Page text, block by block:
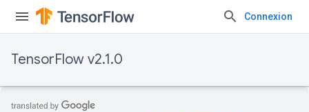
Connexion
TensorFlow v2.1.0